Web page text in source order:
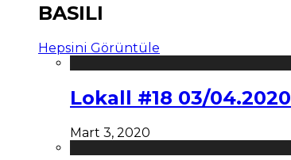
BASILI
Hepsini Görüntüle
Lokall #18 03/04.2020
Mart 3, 2020